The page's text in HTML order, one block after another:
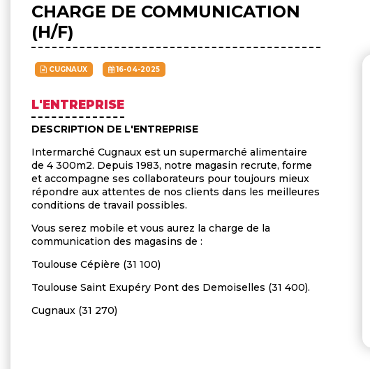
CHARGE DE COMMUNICATION
(H/F)
CUGNAUX 16-04-2025
L'ENTREPRISE
DESCRIPTION DE L'ENTREPRISE
Intermarché Cugnaux est un supermarché alimentaire
de 4 300m2. Depuis 1983, notre magasin recrute, forme
et accompagne ses collaborateurs pour toujours mieux
répondre aux attentes de nos clients dans les meilleures
conditions de travail possibles.
Vous serez mobile et vous aurez la charge de la
communication des magasins de :
Toulouse Cépière (31 100)
Toulouse Saint Exupéry Pont des Demoiselles (31 400).
Cugnaux (31 270)